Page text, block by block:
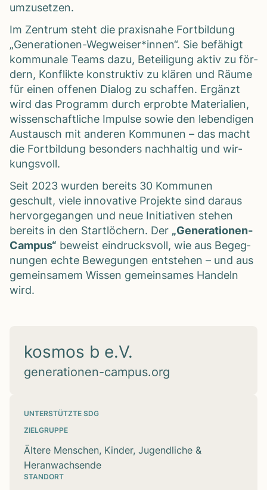
umzu­set­zen.
Im Zen­trum steht die pra­xis­nahe Fort­bil­dung
„Generationen-Wegweiser*innen“. Sie befä­higt
kom­mu­nale Teams dazu, Betei­li­gung aktiv zu för­
dern, Kon­flikte kon­struk­tiv zu klä­ren und Räume
für einen offe­nen Dia­log zu schaf­fen. Ergänzt
wird das Pro­gramm durch erprobte Mate­ria­lien,
wis­sen­schaft­li­che Impulse sowie den leben­di­gen
Aus­tausch mit ande­ren Kom­mu­nen – das macht
die Fort­bil­dung beson­ders nach­hal­tig und wir­
kungs­voll.
Seit 2023 wur­den bereits 30 Kom­mu­nen
geschult, viele inno­va­tive Pro­jekte sind dar­aus
her­vor­ge­gan­gen und neue Initia­ti­ven ste­hen
bereits in den Start­lö­chern. Der „Gene­ra­tio­nen­
Cam­pus“ beweist ein­drucks­voll, wie aus Begeg­
nun­gen echte Bewe­gun­gen ent­ste­hen – und aus
gemein­sa­mem Wis­sen gemein­sa­mes Han­deln
wird.
kosmos b e.V.
generationen-campus.org
UNTERSTÜTZTE SDG
ZIELGRUPPE
Ältere Menschen, Kinder, Jugendliche &
Heranwachsende
STANDORT